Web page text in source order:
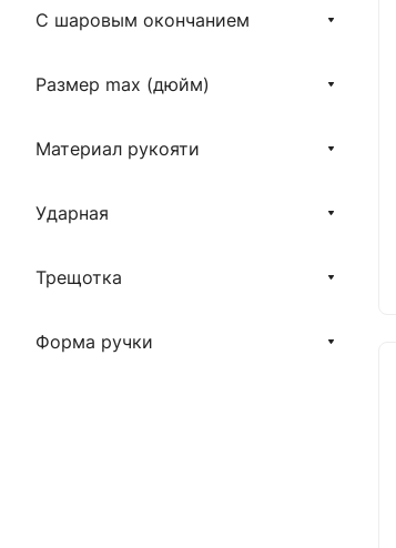
С шаровым окончанием
Размер max (дюйм)
Материал рукояти
Ударная
Трещотка
Форма ручки